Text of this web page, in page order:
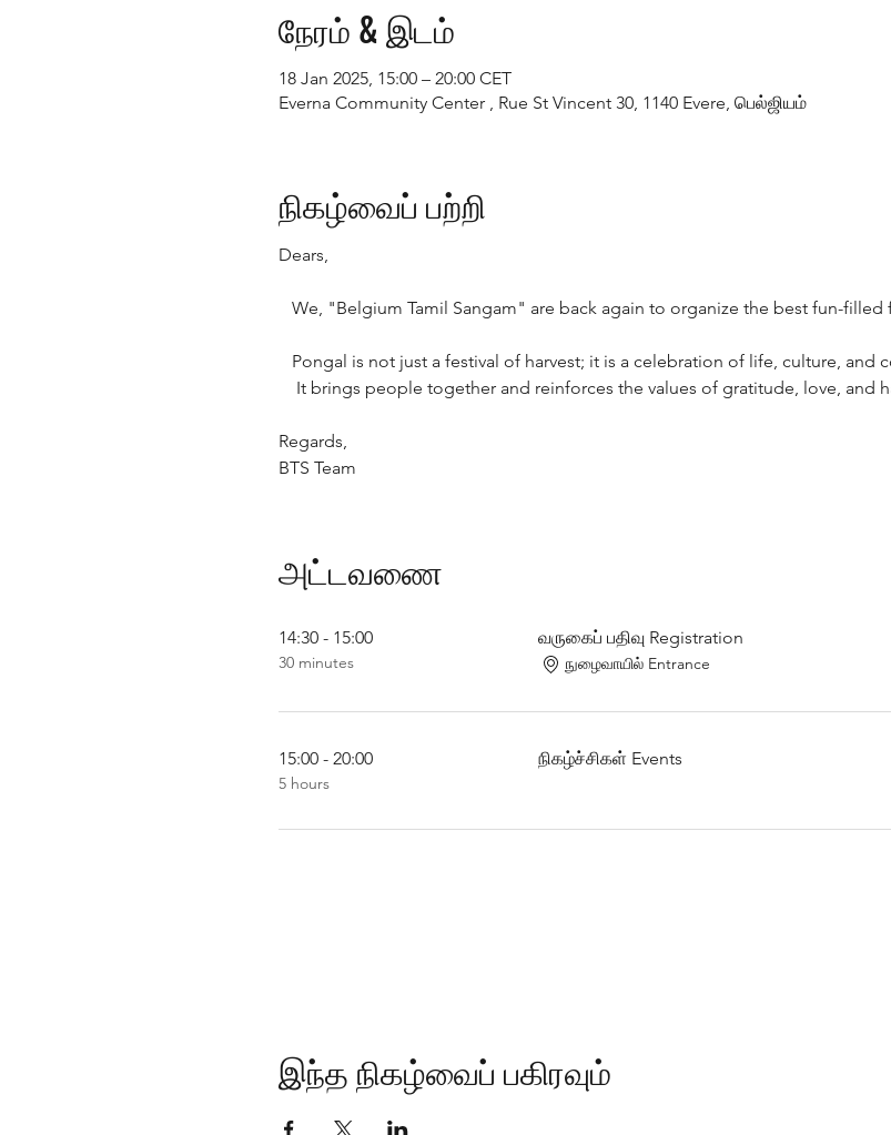
நேரம் & இடம்
18 Jan 2025, 15:00 – 20:00 CET
Everna Community Center , Rue St Vincent 30, 1140 Evere, பெல்ஜியம்
நிகழ்வைப் பற்றி
Dears,
We, "Belgium Tamil Sangam" are back again to organize the best fun-filled
Pongal is not just a festival of harvest; it is a celebration of life, culture,
It brings people together and reinforces the values of gratitude, love, and
Regards,
BTS Team
அட்டவணை
14:30 - 15:00
30 minutes
வருகைப் பதிவு Registration
நுழைவாயில் Entrance
15:00 - 20:00
5 hours
நிகழ்ச்சிகள் Events
இந்த நிகழ்வைப் பகிரவும்